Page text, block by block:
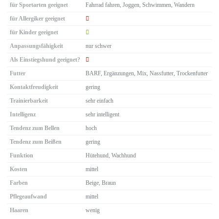
für Sportarten geeignet
Fahrrad fahren, Joggen, Schwimmen, Wandern
für Allergiker geeignet
für Kinder geeignet
Anpassungsfähigkeit
nur schwer
Als Einstiegshund geeignet?
Futter
BARF, Ergänzungen, Mix, Nassfutter, Trockenfutter
Kontaktfreudigkeit
gering
Trainierbarkeit
sehr einfach
Intelligenz
sehr intelligent
Tendenz zum Bellen
hoch
Tendenz zum Beißen
gering
Funktion
Hütehund, Wachhund
Kosten
mittel
Farben
Beige, Braun
Pflegeaufwand
mittel
Haaren
wenig